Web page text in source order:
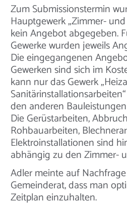
Zum Submissionstermin
Hauptgewerk „Zimmer-
kein Angebot abgegeben.
Gewerke wurden jeweils
Die eingegangenen
Gewerken sind sich im
kann nur das Gewerk
den anderen
Die Gerüstarbeiten,
Rohbauarbeiten,
Elektroinstallationen sind
abhängig zu den Zimmer-
Adler meinte auf
Gemeinderat, dass man
Zeitplan einzuhalten.